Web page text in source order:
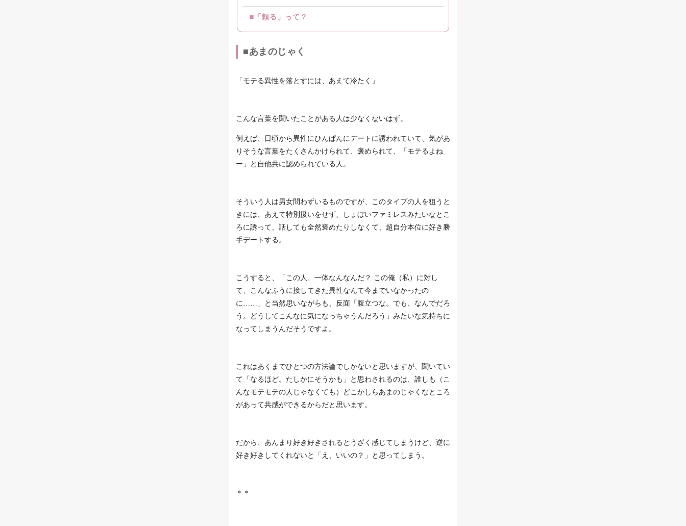
■「頼る」って？
■あまのじゃく
「モテる異性を落とすには、あえて冷たく」
こんな言葉を聞いたことがある人は少なくないはず。
例えば、日頃から異性にひんぱんにデートに誘われていて、気があ
りそうな言葉をたくさんかけられて、褒められて、「モテるよね
ー」と自他共に認められている人。
そういう人は男女問わずいるものですが、このタイプの人を狙うと
きには、あえて特別扱いをせず、しょぼいファミレスみたいなとこ
ろに誘って、話しても全然褒めたりしなくて、超自分本位に好き勝
手デートする。
こうすると、「この人、一体なんなんだ？ この俺（私）に対し
て、こんなふうに接してきた異性なんて今までいなかったの
に……」と当然思いながらも、反面「腹立つな。でも、なんでだろ
う。どうしてこんなに気になっちゃうんだろう」みたいな気持ちに
なってしまうんだそうですよ。
これはあくまでひとつの方法論でしかないと思いますが、聞いてい
て「なるほど。たしかにそうかも」と思わされるのは、誰しも（こ
んなモテモテの人じゃなくても）どこかしらあまのじゃくなところ
があって共感ができるからだと思います。
だから、あんまり好き好きされるとうざく感じてしまうけど、逆に
好き好きしてくれないと「え、いいの？」と思ってしまう。
＊＊